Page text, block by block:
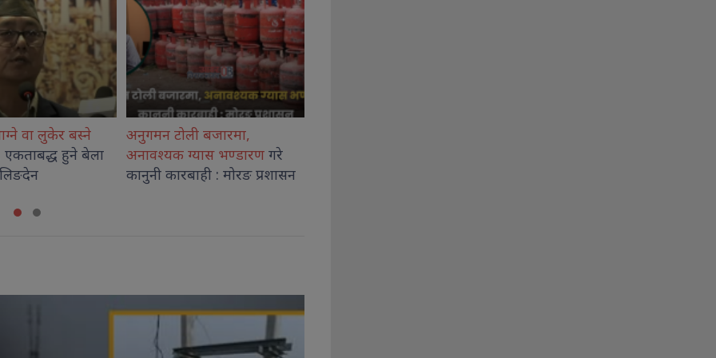
बजारमा,
भण्डारण गरे
: मोरङ प्रशासन
शिक्षा मन्त्रालयमा उच्च शिक्षा नीति
कार्यशालाको पहिलो सत्र सम्पन्न